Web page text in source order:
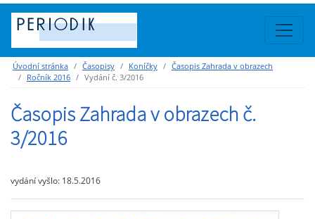
Úvodní stránka Časopisy Koníčky
Časopis Zahrada v obrazech
Ročník 2016
Vydání č. 3/2016
Časopis Zahrada v obrazech č.
3/2016
vydání vyšlo: 18.5.2016